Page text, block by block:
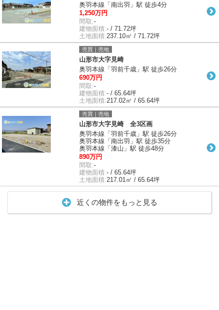
奥羽本線「南出羽」駅 徒歩4分
1,250万円
間取:-
建物面積:- / 71.72坪
土地面積:237.10㎡ / 71.72坪
売買｜売地
山形市大字見崎
奥羽本線「羽前千歳」駅 徒歩26分
690万円
間取:-
建物面積:- / 65.64坪
土地面積:217.02㎡ / 65.64坪
売買｜売地
山形市大字見崎 全3区画
奥羽本線「羽前千歳」駅 徒歩26分
奥羽本線「南出羽」駅 徒歩35分
奥羽本線「漆山」駅 徒歩48分
890万円
間取:-
建物面積:- / 65.64坪
土地面積:217.01㎡ / 65.64坪
近くの物件をもっと見る